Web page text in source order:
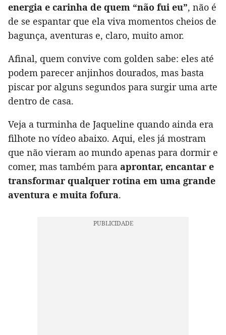
energia e carinha de quem “não fui eu”, não é
de se espantar que ela viva momentos cheios de
bagunça, aventuras e, claro, muito amor.
Afinal, quem convive com golden sabe: eles até
podem parecer anjinhos dourados, mas basta
piscar por alguns segundos para surgir uma arte
dentro de casa.
Veja a turminha de Jaqueline quando ainda era
filhote no vídeo abaixo. Aqui, eles já mostram
que não vieram ao mundo apenas para dormir e
comer, mas também para aprontar, encantar e
transformar qualquer rotina em uma grande
aventura e muita fofura.